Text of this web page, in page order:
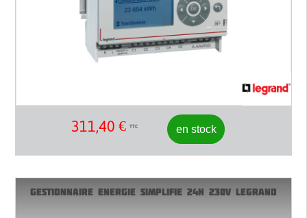
311,40 € TTC en stock
GESTIONNAIRE ENERGIE SIMPLIFIE 24H 230V LEGRAND